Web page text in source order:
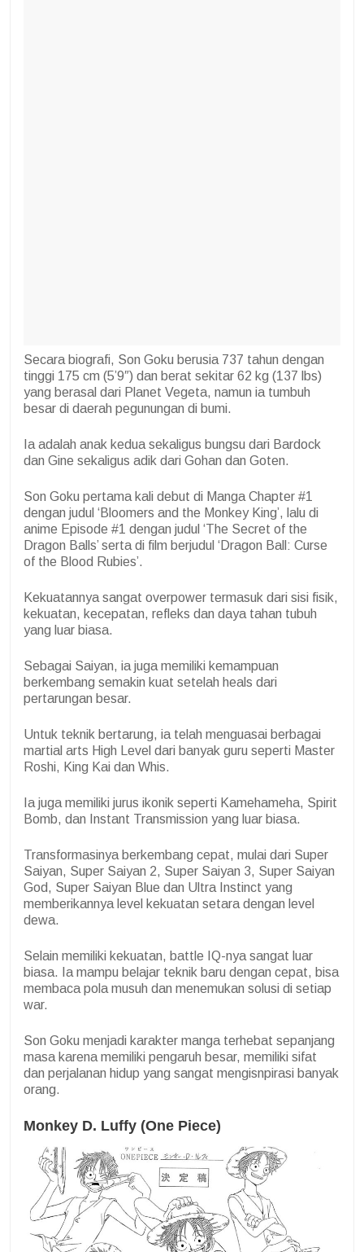
Secara biografi, Son Goku berusia 737 tahun dengan
tinggi 175 cm (5’9″) dan berat sekitar 62 kg (137 lbs)
yang berasal dari Planet Vegeta, namun ia tumbuh
besar di daerah pegunungan di bumi.
Ia adalah anak kedua sekaligus bungsu dari Bardock
dan Gine sekaligus adik dari Gohan dan Goten.
Son Goku pertama kali debut di Manga Chapter #1
dengan judul ‘Bloomers and the Monkey King’, lalu di
anime Episode #1 dengan judul ‘The Secret of the
Dragon Balls’ serta di film berjudul ‘Dragon Ball: Curse
of the Blood Rubies’.
Kekuatannya sangat overpower termasuk dari sisi fisik,
kekuatan, kecepatan, refleks dan daya tahan tubuh
yang luar biasa.
Sebagai Saiyan, ia juga memiliki kemampuan
berkembang semakin kuat setelah heals dari
pertarungan besar.
Untuk teknik bertarung, ia telah menguasai berbagai
martial arts High Level dari banyak guru seperti Master
Roshi, King Kai dan Whis.
Ia juga memiliki jurus ikonik seperti Kamehameha, Spirit
Bomb, dan Instant Transmission yang luar biasa.
Transformasinya berkembang cepat, mulai dari Super
Saiyan, Super Saiyan 2, Super Saiyan 3, Super Saiyan
God, Super Saiyan Blue dan Ultra Instinct yang
memberikannya level kekuatan setara dengan level
dewa.
Selain memiliki kekuatan, battle IQ-nya sangat luar
biasa. Ia mampu belajar teknik baru dengan cepat, bisa
membaca pola musuh dan menemukan solusi di setiap
war.
Son Goku menjadi karakter manga terhebat sepanjang
masa karena memiliki pengaruh besar, memiliki sifat
dan perjalanan hidup yang sangat mengisnpirasi banyak
orang.
Monkey D. Luffy (One Piece)